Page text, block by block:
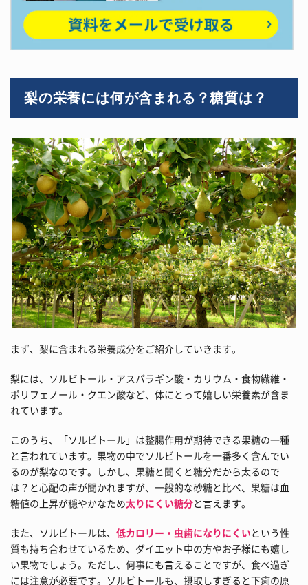
梨の栄養には何が含まれる？糖質は？
まず、梨に含まれる栄養成分をご紹介していきます。
梨には、ソルビトール・アスパラギン酸・カリウム・食物繊維・
ポリフェノール・クエン酸など、体にとって嬉しい栄養素が含ま
れています。
このうち、「ソルビトール」は整腸作用が期待できる果糖の一種
と言われています。果物の中でソルビトールを一番多く含んでい
るのが梨なのです。しかし、果糖と聞くと糖分だから太るので
は？と心配の声が聞かれますが、一般的な砂糖と比べ、果糖は血
糖値の上昇が穏やかなため太りにくい糖分と言えます。
また、ソルビトールは、 低カロリー・虫歯になりにくいという性
質も持ち合わせているため、ダイエット中の方やお子様にも嬉し
い果物でしょう。ただし、何事にも言えることですが、食べ過ぎ
には注意が必要です。ソルビトールも、摂取しすぎると下痢の原